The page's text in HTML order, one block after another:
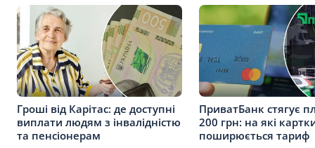
Гроші від Карітас: де доступні
виплати людям з інвалідністю
та пенсіонерам
ПриватБанк стягує
200 грн: на які
поширюється тариф